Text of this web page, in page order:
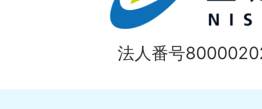
法人番号